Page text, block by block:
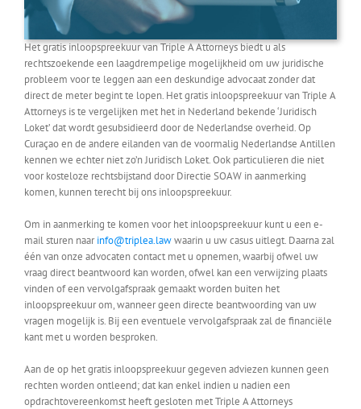
Het gratis inloopspreekuur van Triple A Attorneys biedt u als
rechtszoekende een laagdrempelige mogelijkheid om uw juridische
probleem voor te leggen aan een deskundige advocaat zonder dat
direct de meter begint te lopen. Het gratis inloopspreekuur van Triple A
Attorneys is te vergelijken met het in Nederland bekende ‘Juridisch
Loket’ dat wordt gesubsidieerd door de Nederlandse overheid. Op
Curaçao en de andere eilanden van de voormalig Nederlandse Antillen
kennen we echter niet zo’n Juridisch Loket. Ook particulieren die niet
voor kosteloze rechtsbijstand door Directie SOAW in aanmerking
komen, kunnen terecht bij ons inloopspreekuur.
Om in aanmerking te komen voor het inloopspreekuur kunt u een e-
mail sturen naarinfo@triplea.lawwaarin u uw casus uitlegt. Daarna zal
één van onze advocaten contact met u opnemen, waarbij ofwel uw
vraag direct beantwoord kan worden, ofwel kan een verwijzing plaats
vinden of een vervolgafspraak gemaakt worden buiten het
inloopspreekuur om, wanneer geen directe beantwoording van uw
vragen mogelijk is. Bij een eventuele vervolgafspraak zal de financiële
kant met u worden besproken.
Aan de op het gratis inloopspreekuur gegeven adviezen kunnen geen
rechten worden ontleend; dat kan enkel indien u nadien een
opdrachtovereenkomst heeft gesloten met Triple A Attorneys